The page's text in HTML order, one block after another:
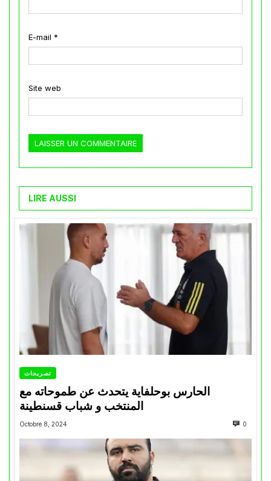
E-mail *
Site web
LIRE AUSSI
تصريحات
الحارس بوحلفاية يتحدث عن طموحاته مع
المنتخب و شباب قسنطينة
Octobre 8, 2024 0